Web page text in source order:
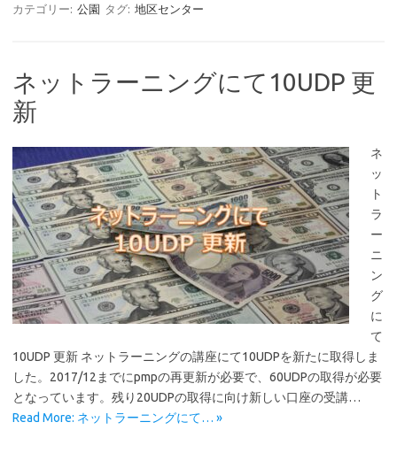
カテゴリー: 公園 タグ: 地区センター
ネットラーニングにて10UDP 更
新
ネ
ッ
ト
ラ
ー
ニ
ン
グ
に
て
10UDP 更新 ネットラーニングの講座にて10UDPを新たに取得しま
した。2017/12までにpmpの再更新が必要で、60UDPの取得が必要
となっています。残り20UDPの取得に向け新しい口座の受講…
Read More: ネットラーニングにて… »